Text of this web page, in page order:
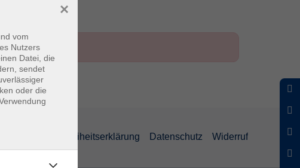
Barrierefreiheitserklärung Datenschutz Widerruf
vom
Nutzers
Datei, die
sendet
oder die
×